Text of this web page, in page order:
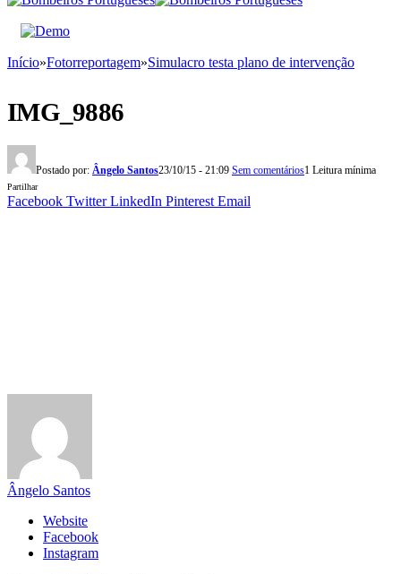
Início»Fotorreportagem»Simulacro testa plano de intervenção
IMG_9886
Postado por: Ângelo Santos23/10/15 - 21:09 Sem comentários1 Leitura mínima
Partilhar
Facebook Twitter LinkedIn Pinterest Email
Ângelo Santos
Website
Facebook
Instagram